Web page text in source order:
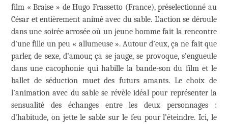
film « Braise » de Hugo Frassetto (France), préselectionné au
César et entièrement animé avec du sable. L’action se déroule
dans une soirée arrosée où un jeune homme fait la rencontre
d’une fille un peu « allumeuse ». Autour d’eux, ça ne fait que
parler, de sexe, d’amour, ça se jauge, se provoque, s’engueule
dans une cacophonie qui habille la bande-son du film et le
ballet de séduction muet des futurs amants. Le choix de
l’animation avec du sable se révèle idéal pour représenter la
sensualité des échanges entre les deux personnages :
d’habitude, on jette le sable sur le feu pour l’éteindre. Ici, le